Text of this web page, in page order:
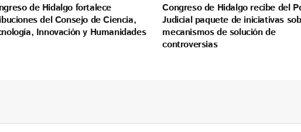
de Hidalgo fortalece
del Consejo de Ciencia,
Innovación y Humanidades
Congreso de Hidalgo recibe del
Judicial paquete de iniciativas
mecanismos de solución de
controversias